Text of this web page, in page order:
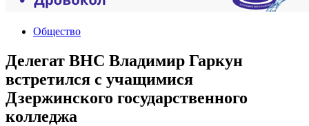
Общество
Делегат ВНС Владимир Гаркун
встретился с учащимися
Дзержинского государственного
колледжа